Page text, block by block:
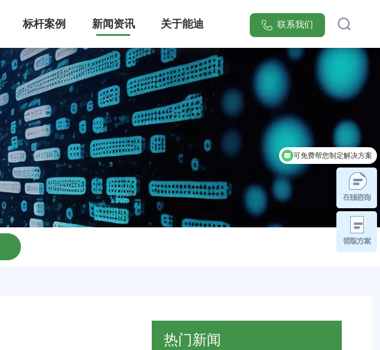
标杆案例 新闻资讯 关于能迪 联系我们
热门新闻
可免费帮您制定解决方案